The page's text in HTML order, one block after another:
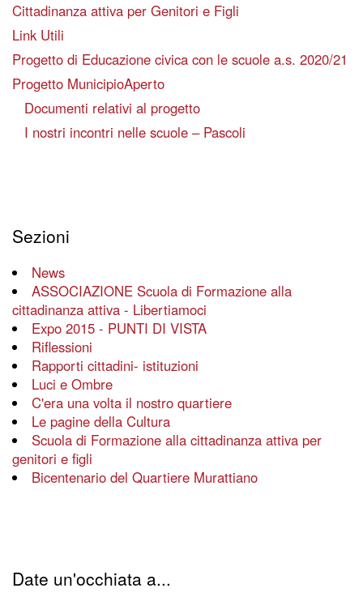
Cittadinanza attiva per Genitori e Figli
Link Utili
Progetto di Educazione civica con le scuole a.s. 2020/21
Progetto MunicipioAperto
Documenti relativi al progetto
I nostri incontri nelle scuole – Pascoli
Sezioni
News
ASSOCIAZIONE Scuola di Formazione alla
cittadinanza attiva - Libertiamoci
Expo 2015 - PUNTI DI VISTA
Riflessioni
Rapporti cittadini- istituzioni
Luci e Ombre
C'era una volta il nostro quartiere
Le pagine della Cultura
Scuola di Formazione alla cittadinanza attiva per
genitori e figli
Bicentenario del Quartiere Murattiano
Date un'occhiata a...